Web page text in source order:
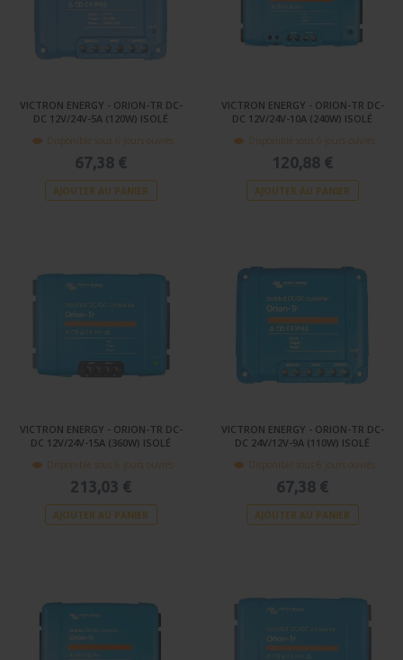
VICTRON ENERGY - ORION-TR DC-
DC 12V/24V-5A (120W) ISOLÉ
Disponible sous 6 jours ouvrés
67,38 €
AJOUTER AU PANIER
VICTRON ENERGY - ORION-TR DC-
DC 12V/24V-10A (240W) ISOLÉ
Disponible sous 6 jours ouvrés
120,88 €
AJOUTER AU PANIER
VICTRON ENERGY - ORION-TR DC-
DC 12V/24V-15A (360W) ISOLÉ
Disponible sous 6 jours ouvrés
213,03 €
AJOUTER AU PANIER
VICTRON ENERGY - ORION-TR DC-
DC 24V/12V-9A (110W) ISOLÉ
Disponible sous 6 jours ouvrés
67,38 €
AJOUTER AU PANIER